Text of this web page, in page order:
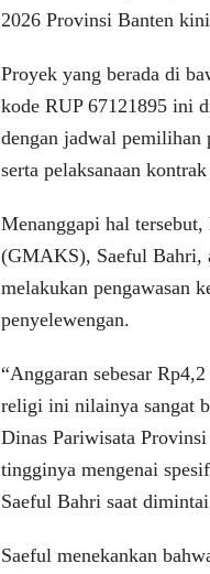
2026 Provinsi Banten
Proyek yang berada di
kode RUP 67121895 ini
dengan jadwal pemilihan
serta pelaksanaan
Menanggapi hal
(GMAKS), Saeful Bahri,
melakukan pengawasan
penyelewengan.
“Anggaran sebesar
religi ini nilainya sangat
Dinas Pariwisata
tingginya mengenai
Saeful Bahri saat
Saeful menekankan